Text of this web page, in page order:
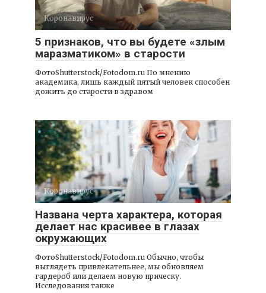
Коронавирус
5 признаков, что вы будете «злым
маразматиком» в старости
ФотоShutterstock/Fotodom.ru По мнению
академика, лишь каждый пятый человек способен
дожить до старости в здравом
Коронавирус
Названа черта характера, которая
делает нас красивее в глазах
окружающих
ФотоShutterstock/Fotodom.ru Обычно, чтобы
выглядеть привлекательнее, мы обновляем
гардероб или делаем новую прическу.
Исследования также